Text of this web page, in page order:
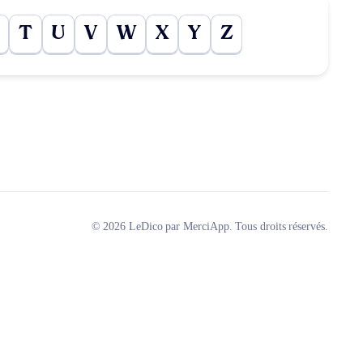
T U V W X Y Z
© 2026 LeDico par MerciApp. Tous droits réservés.